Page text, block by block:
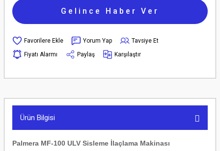
Gelince Haber Ver
Yorum Yap
Tavsiye Et
Fiyatı Alarmı
Paylaş Karşılaştır
Ürün Bilgisi
Palmera MF-100 ULV Sisleme İlaçlama Makinası